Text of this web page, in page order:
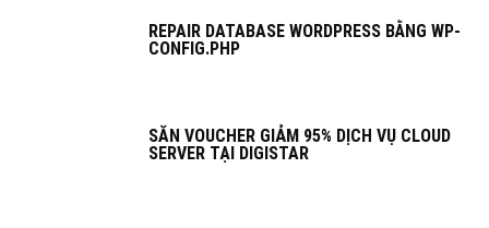
REPAIR DATABASE WORDPRESS BẰNG WP-
CONFIG.PHP
SĂN VOUCHER GIẢM 95% DỊCH VỤ CLOUD
SERVER TẠI DIGISTAR